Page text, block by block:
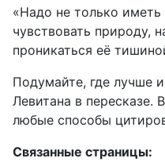
«Надо не только иметь
чувствовать природу,
проникаться её
Подумайте, где лучше
Левитана в пересказе.
любые способы
Связанные страницы: